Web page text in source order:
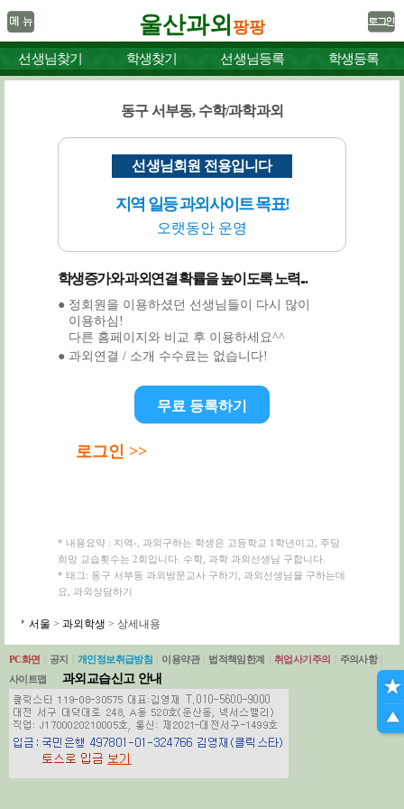
울산과외 팡팡
선생님찾기 학생찾기 선생님등록 학생등록
동구 서부동, 수학/과학과외
선생님회원 전용입니다
지역 일등 과외사이트 목표!
오랫동안 운영
학생증가와 과외연결 확률을 높이도록 노력...
● 정회원을 이용하셨던 선생님들이 다시 많이
이용하심!
다른 홈페이지와 비교 후 이용하세요^^
● 과외연결 / 소개 수수료는 없습니다!
무료 등록하기
로그인 >>
* 내용요약 : 지역-, 과외구하는 학생은 고등학교 1학년이고, 주당
희망 교습횟수는 2회입니다. 수학, 과학 과외선생님 구합니다.
* 태그: 동구 서부동 과외방문교사 구하기, 과외선생님을 구하는데
요, 과외상담하기
서울 > 과외학생 > 상세내용
PC화면 공지 개인정보취급방침 이용약관 법적책임한계 취업사기주의 주의사항
사이트맵
과외교습신고 안내